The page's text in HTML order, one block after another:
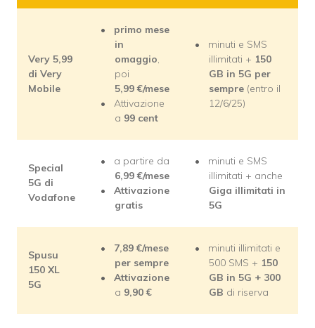
Very 5,99
di Very
Mobile
primo mese
in
omaggio,
poi
5,99 €/mese
Attivazione
a 99 cent
minuti e SMS
illimitati + 150
GB in 5G per
sempre (entro il
12/6/25)
Special
5G di
Vodafone
a partire da
6,99€/mese
Attivazione
gratis
minuti e SMS
illimitati + anche
Giga illimitati in
5G
Spusu
150 XL
5G
7,89 €/mese
per sempre
Attivazione
a 9,90€
minuti illimitati e
500 SMS + 150
GB in 5G + 300
GB di riserva